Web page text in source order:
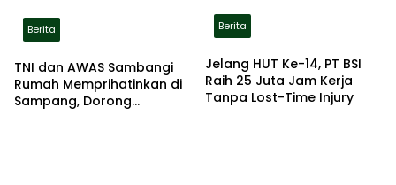
Berita
TNI dan AWAS Sambangi
Rumah Memprihatinkan di
Sampang, Dorong
Berita
Jelang HUT Ke-14, PT BSI
Raih 25 Juta Jam Kerja
Tanpa Lost-Time Injury